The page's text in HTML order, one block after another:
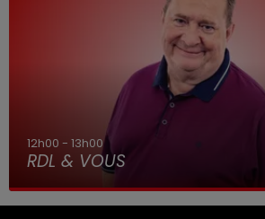
12h00 - 13h00
RDL & VOUS